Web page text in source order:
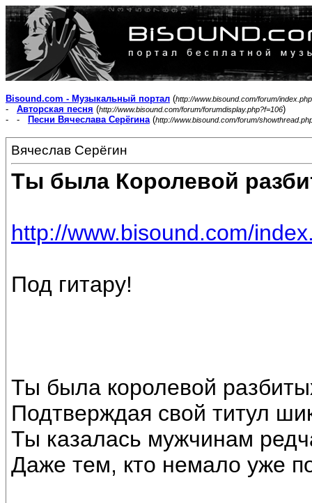
Bisound.com - Музыкальный портал (http://www.bisound.com/forum/index.php
- Авторская песня (http://www.bisound.com/forum/forumdisplay.php?f=106)
- -
Песни Вячеслава Серёгина(http://www.bisound.com/forum/
Вячеслав Серёгин
Ты была Королевой
http://www.bisound.com/
Под гитару!
Ты была королевой
Подтверждая свой титул
Ты казалась мужчинам
Даже тем, кто немало уже